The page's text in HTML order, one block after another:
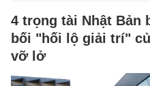
4 trọng tài Nhật Bản
bối "hối lộ giải trí"
vỡ lở